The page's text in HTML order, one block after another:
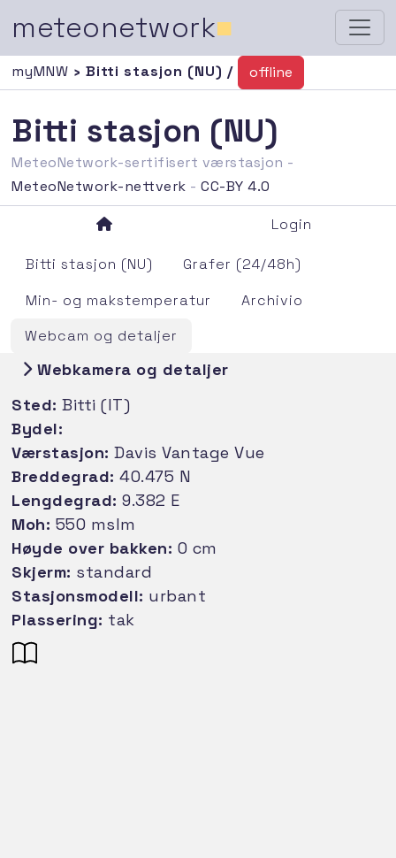
meteonetwork■
myMNW › Bitti stasjon (NU) / offline
Bitti stasjon (NU)
MeteoNetwork-sertifisert værstasjon -
MeteoNetwork-nettverk -CC-BY 4.0
Login
Bitti stasjon (NU)
Grafer (24/48h)
Min- og makstemperatur
Archivio
Webcam og detaljer
Webkamera og detaljer
Sted: Bitti (IT)
Bydel:
Værstasjon: Davis Vantage Vue
Breddegrad: 40.475 N
Lengdegrad: 9.382 E
Moh: 550 mslm
Høyde over bakken: 0 cm
Skjerm: standard
Stasjonsmodell: urbant
Plassering: tak